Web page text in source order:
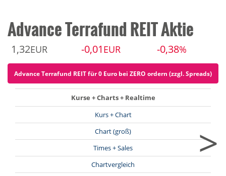
Advance Terrafund REIT Aktie
1,32EUR -0,01 EUR -0,38%
Advance Terrafund REIT für 0 Euro bei ZERO ordern (zzgl. Spreads)
Kurse + Charts + Realtime
Kurs + Chart
Chart (groß)
Times + Sales
Chartvergleich
>